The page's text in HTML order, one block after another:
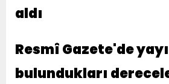
aldı
Resmî Gazete'de
bulundukları